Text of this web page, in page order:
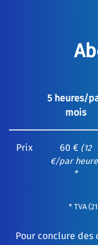
5 heures/
mois
Prix 60 € (12
€/par
*
* TVA
Pour conclure